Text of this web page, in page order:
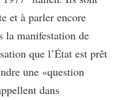
et à parler encore
la manifestation de
que l’État est prêt
une «question
dans